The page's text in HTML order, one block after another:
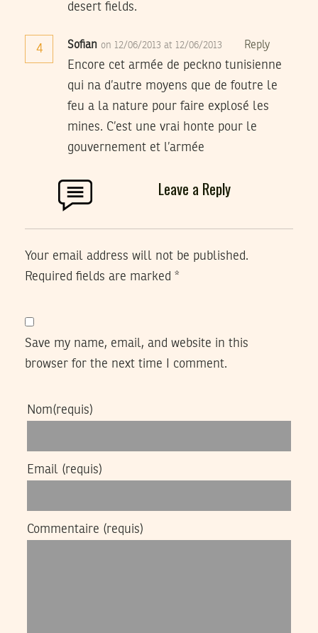
desert fields.
4 Sofian on 12/06/2013 at 12/06/2013 Reply
Encore cet armée de peckno tunisienne
qui na d’autre moyens que de foutre le
feu a la nature pour faire explosé les
mines. C’est une vrai honte pour le
gouvernement et l’armée
Leave a Reply
Your email address will not be published.
Required fields are marked *
Save my name, email, and website in this
browser for the next time I comment.
Nom(requis)
Email (requis)
Commentaire (requis)